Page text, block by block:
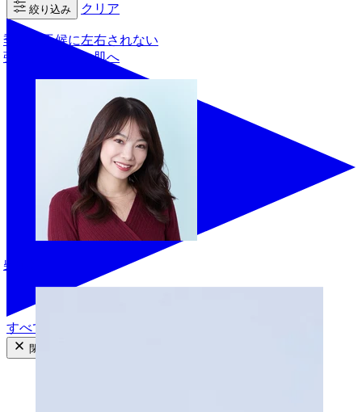
すべての商品を見る
閉じる
絞り込み クリア
季節や天候に左右されない
強くしなやかな肌へ
柴本愛沙